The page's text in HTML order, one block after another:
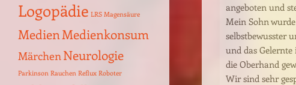
angeboten und
Mein Sohn
selbstbewusster
und das
die Oberhand
Wir sind sehr
Lesen Lest vor Logopäde
Logopädie LRS Magensäure
Medien Medienkonsum
MärchenNeurologie